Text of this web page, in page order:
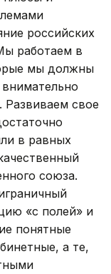
российских
работаем в
мы должны
Развиваем свое
в равных
союза.
«с полей» и
понятные
а те,